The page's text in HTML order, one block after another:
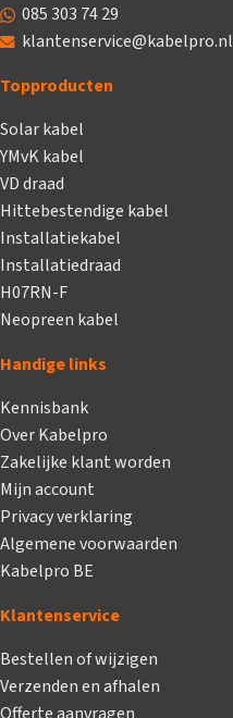
085 303 74 29
klantenservice@kabelpro.nl
Topproducten
Solar kabel
YMvK kabel
VD draad
Hittebestendige kabel
Installatiekabel
Installatiedraad
H07RN-F
Neopreen kabel
Handige links
Kennisbank
Over Kabelpro
Zakelijke klant worden
Mijn account
Privacy verklaring
Algemene voorwaarden
Kabelpro BE
Klantenservice
Bestellen of wijzigen
Verzenden en afhalen